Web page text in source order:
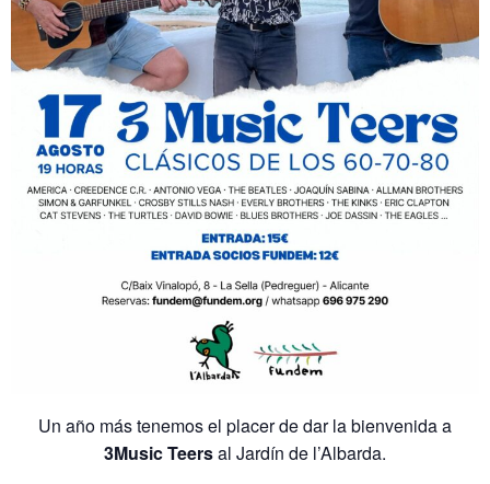
Un año más tenemos el placer de dar la bienvenida a
3Music Teersal Jardín de l’Albarda.